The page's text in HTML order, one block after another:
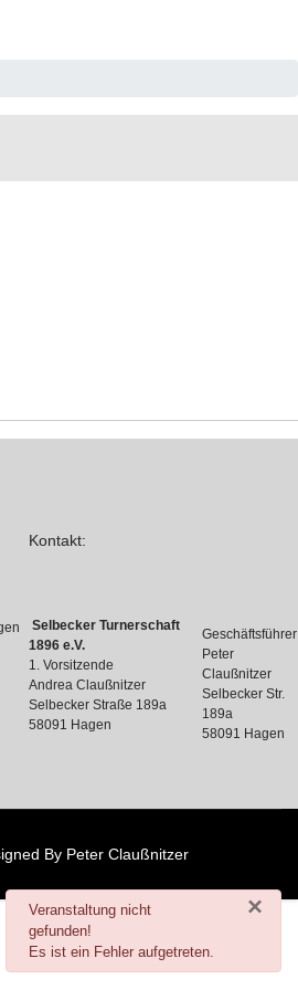
×
danger
Veranstaltung nicht
gefunden!
Es ist ein Fehler aufgetreten.
Kontakt:
Selbecker Turnerschaft
1896 e.V.
1. Vorsitzende
Andrea Claußnitzer
Selbecker Straße 189a
58091 Hagen
Geschäftsführer
Peter
Claußnitzer
Selbecker Str.
189a
58091 Hagen
By Peter Claußnitzer